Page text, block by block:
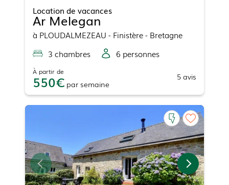
Location de vacances
Ar Melegan
à PLOUDALMEZEAU - Finistère - Bretagne
3 chambres 6 personnes
À partir de
550 par semaine
5 avis